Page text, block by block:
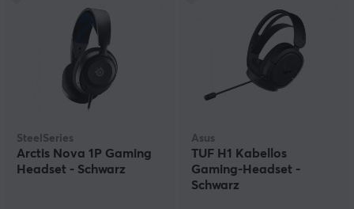
SteelSeries
Arctis Nova 1P Gaming
Headset - Schwarz
Asus
TUF H1 Kabellos
Gaming-Headset -
Schwarz